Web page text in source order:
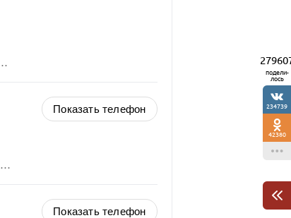
Показать телефон
Показать телефон
подели-
лось
234739
42380